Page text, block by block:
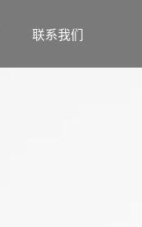
联系我们